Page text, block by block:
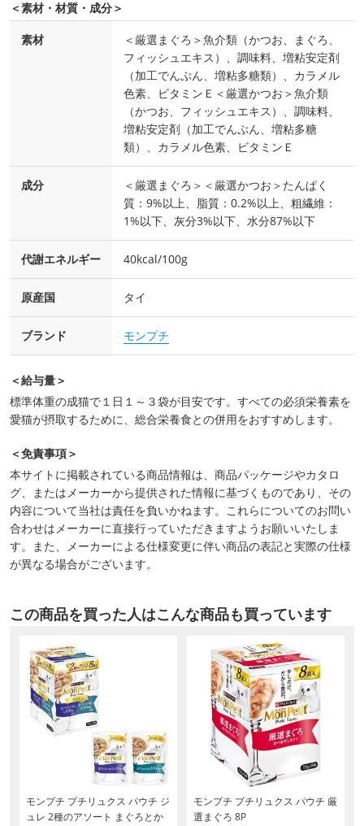
＜素材・材質・成分＞
素材
＜厳選まぐろ＞魚介類（かつお、まぐろ、
フィッシュエキス）、調味料、増粘安定剤
（加工でんぷん、増粘多糖類）、カラメル
色素、ビタミンＥ＜厳選かつお＞魚介類
（かつお、フィッシュエキス）、調味料、
増粘安定剤（加工でんぷん、増粘多糖
類）、カラメル色素、ビタミンＥ
成分
＜厳選まぐろ＞＜厳選かつお＞たんぱく
質：9%以上、脂質：0.2%以上、粗繊維：
1%以下、灰分3%以下、水分87%以下
代謝エネルギー 40kcal/100g
原産国 タイ
ブランド モンプチ
＜給与量＞
標準体重の成猫で１日１～３袋が目安です。すべての必須栄養素を
愛猫が摂取するために、総合栄養食との併用をおすすめします。
＜免責事項＞
本サイトに掲載されている商品情報は、商品パッケージやカタロ
グ、またはメーカーから提供された情報に基づくものであり、その
内容について当社は責任を負いかねます。これらについてのお問い
合わせはメーカーに直接行っていただきますようお願いいたしま
す。また、メーカーによる仕様変更に伴い商品の表記と実際の仕様
が異なる場合がございます。
この商品を買った人はこんな商品も買っています
モンプチ プチリュクス パウチ ジ
ュレ 2種のアソート まぐろとか
モンプチ プチリュクス パウチ 厳
選まぐろ 8P